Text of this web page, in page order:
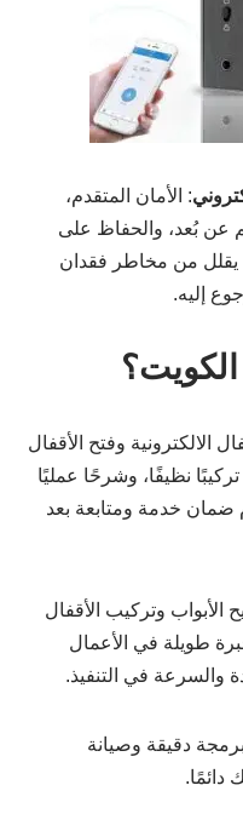
: الأمان المتقدم،
عن بُعد، والحفاظ على
يقلل من مخاطر فقدان
إليه.
الكويت؟
الالكترونية وفتح الأقفال
نظيفًا، وشرحًا عمليًا
ضمان خدمة ومتابعة بعد
الأبواب وتركيب الأقفال
طويلة في الأعمال
والسرعة في التنفيذ.
دقيقة وصيانة
دائمًا.